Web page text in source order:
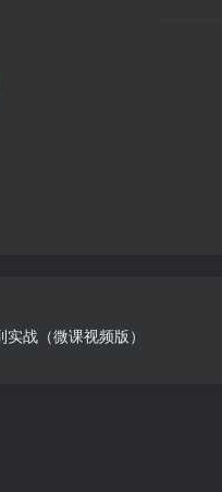
战（微课视频版）